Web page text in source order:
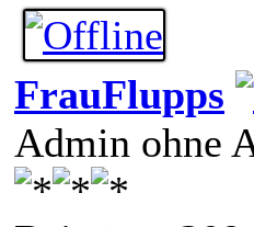
FrauFlupps
Admin ohne